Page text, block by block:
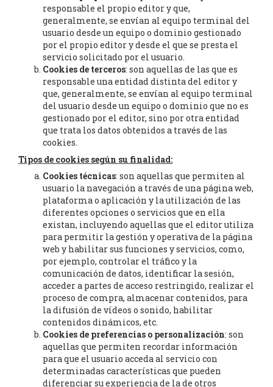
responsable el propio editor y que,
generalmente, se envían al equipo terminal del
usuario desde un equipo o dominio gestionado
por el propio editor y desde el que se presta el
servicio solicitado por el usuario.
Cookies de terceros: son aquellas de las que es
responsable una entidad distinta del editor y
que, generalmente, se envían al equipo terminal
del usuario desde un equipo o dominio que no es
gestionado por el editor, sino por otra entidad
que trata los datos obtenidos a través de las
cookies.
Tipos de cookies según su finalidad:
Cookies técnicas: son aquellas que permiten al
usuario la navegación a través de una página web,
plataforma o aplicación y la utilización de las
diferentes opciones o servicios que en ella
existan, incluyendo aquellas que el editor utiliza
para permitir la gestión y operativa de la página
web y habilitar sus funciones y servicios, como,
por ejemplo, controlar el tráfico y la
comunicación de datos, identificar la sesión,
acceder a partes de acceso restringido, realizar el
proceso de compra, almacenar contenidos, para
la difusión de vídeos o sonido, habilitar
contenidos dinámicos, etc.
Cookies de preferencias o personalización: son
aquellas que permiten recordar información
para que el usuario acceda al servicio con
determinadas características que pueden
diferenciar su experiencia de la de otros